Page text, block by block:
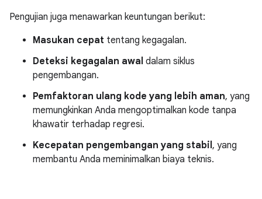
Pengujian juga menawarkan keuntungan berikut:
Masukan cepat tentang kegagalan.
Deteksi kegagalan awal dalam siklus
pengembangan.
Pemfaktoran ulang kode yang lebih aman, yang
memungkinkan Anda mengoptimalkan kode tanpa
khawatir terhadap regresi.
Kecepatan pengembangan yang stabil, yang
membantu Anda meminimalkan biaya teknis.